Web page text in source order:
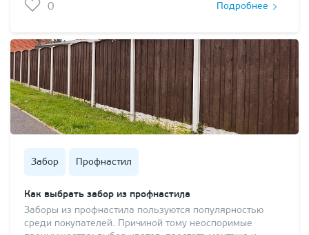
0 Подробнее
Забор Профнастил
Как выбрать забор из профнастила
Заборы из профнастила пользуются популярностью
среди покупателей. Причиной тому неоспоримые